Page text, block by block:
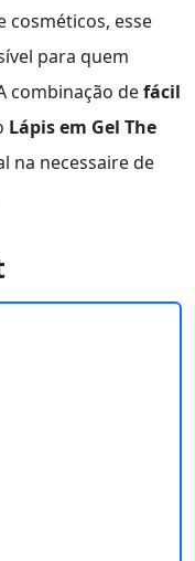
cosméticos, esse
para quem
combinação defácil
Lápis em Gel The
na necessaire de